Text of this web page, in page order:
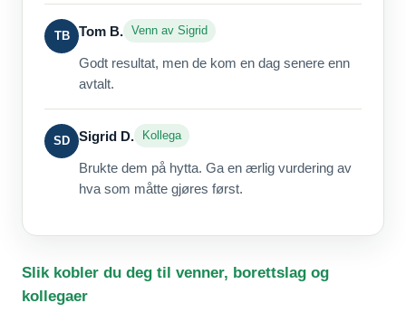
TB Tom B. Venn av Sigrid
Godt resultat, men de kom en dag senere enn
avtalt.
SD Sigrid D. Kollega
Brukte dem på hytta. Ga en ærlig vurdering av
hva som måtte gjøres først.
Slik kobler du deg til venner, borettslag og
kollegaer